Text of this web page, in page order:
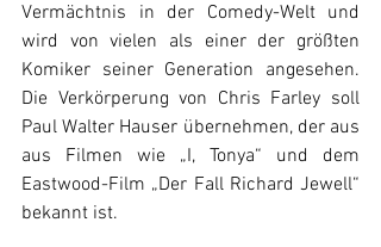
Vermächtnis in der Comedy-Welt und
wird von vielen als einer der größten
Komiker seiner Generation angesehen.
Die Verkörperung von Chris Farley soll
Paul Walter Hauser übernehmen, der aus
aus Filmen wie „I, Tonya“ und dem
Eastwood-Film „Der Fall Richard Jewell“
bekannt ist.